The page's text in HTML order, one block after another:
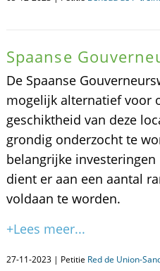
Spaanse
De Spaanse
mogelijk alternatief voor
geschiktheid van deze
grondig onderzocht te
belangrijke investeringen
dient er aan een aantal
voldaan te worden.
+Lees meer...
27-11-2023 | Petitie Red de Union-